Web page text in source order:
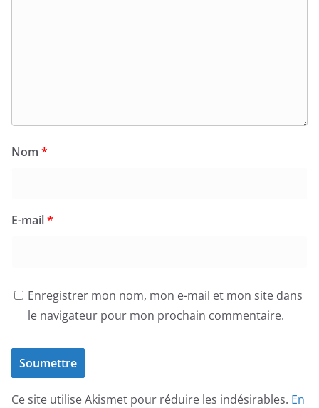
Nom *
E-mail*
Enregistrer mon nom, mon e-mail et mon site dans
le navigateur pour mon prochain commentaire.
Ce site utilise Akismet pour réduire les indésirables. En